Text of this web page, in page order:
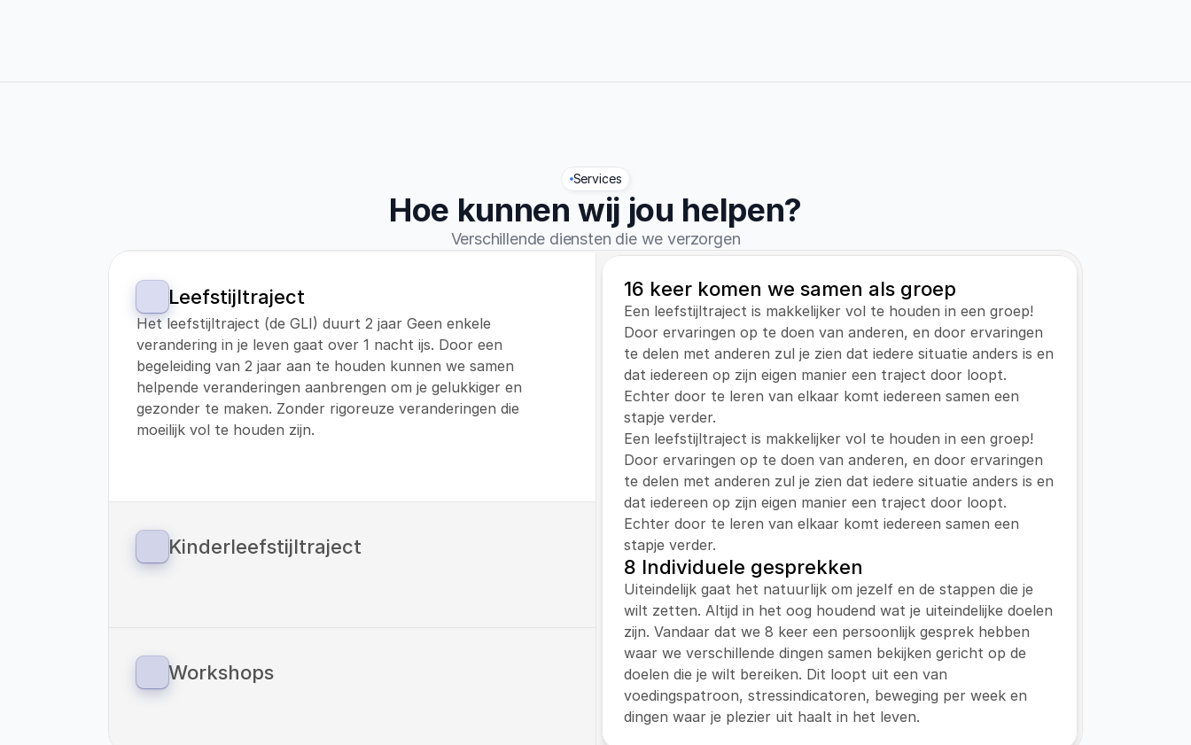
Services
Hoe kunnen wij jou helpen?
Verschillende diensten die we verzorgen
Leefstijltraject
Het leefstijltraject (de GLI) duurt 2 jaar Geen enkele
verandering in je leven gaat over 1 nacht ijs. Door een
begeleiding van 2 jaar aan te houden kunnen we samen
helpende veranderingen aanbrengen om je gelukkiger en
gezonder te maken. Zonder rigoreuze veranderingen die
moeilijk vol te houden zijn.
Kinderleefstijltraject
Sinds 1 januari 2023 zijn we ook gestart met een leefstijltraject
overgewicht.
Workshops
Als Vitaliteitscoach Helden bieden wij workshops aan op zowel
16 keer komen we samen als groep
Een leefstijltraject is makkelijker vol te houden in een groep!
Door ervaringen op te doen van anderen, en door ervaringen
te delen met anderen zul je zien dat iedere situatie anders is en
dat iedereen op zijn eigen manier een traject door loopt.
Echter door te leren van elkaar komt iedereen samen een
stapje verder.
Een leefstijltraject is makkelijker vol te houden in een groep!
Door ervaringen op te doen van anderen, en door ervaringen
te delen met anderen zul je zien dat iedere situatie anders is en
dat iedereen op zijn eigen manier een traject door loopt.
Echter door te leren van elkaar komt iedereen samen een
stapje verder.
8 Individuele gesprekken
Uiteindelijk gaat het natuurlijk om jezelf en de stappen die je
wilt zetten. Altijd in het oog houdend wat je uiteindelijke doelen
zijn. Vandaar dat we 8 keer een persoonlijk gesprek hebben
waar we verschillende dingen samen bekijken gericht op de
doelen die je wilt bereiken. Dit loopt uit een van
voedingspatroon, stressindicatoren, beweging per week en
dingen waar je plezier uit haalt in het leven.